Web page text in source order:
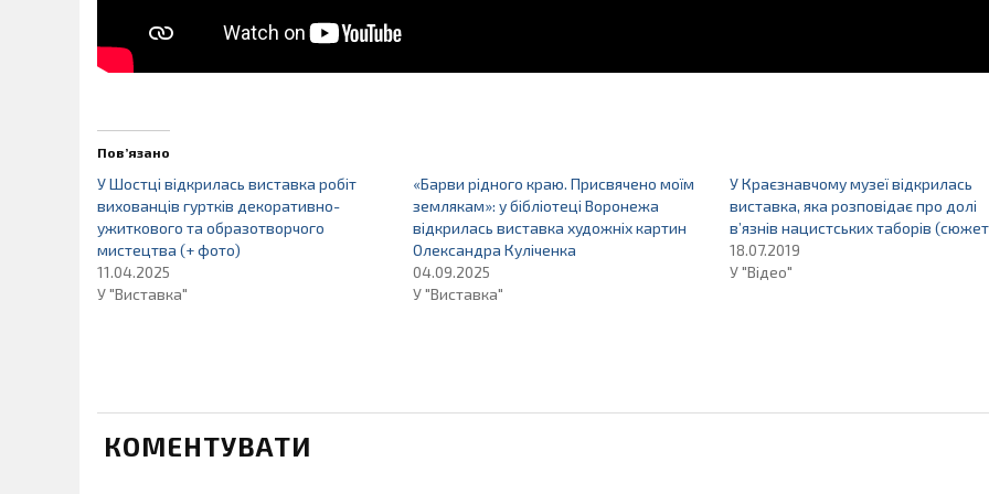
Пов’язано
У Шостці відкрилась виставка робіт
вихованців гуртків декоративно-
ужиткового та образотворчого
мистецтва (+ фото)
11.04.2025
У "Виставка"
«Барви рідного краю. Присвячено моїм
землякам»: у бібліотеці Воронежа
відкрилась виставка художніх картин
Олександра Куліченка
04.09.2025
У "Виставка"
У Краєзнавчому музеї відкрилась
виставка, яка розповідає про долі
в’язнів нацистських таборів
18.07.2019
У "Відео"
КОМЕНТУВАТИ